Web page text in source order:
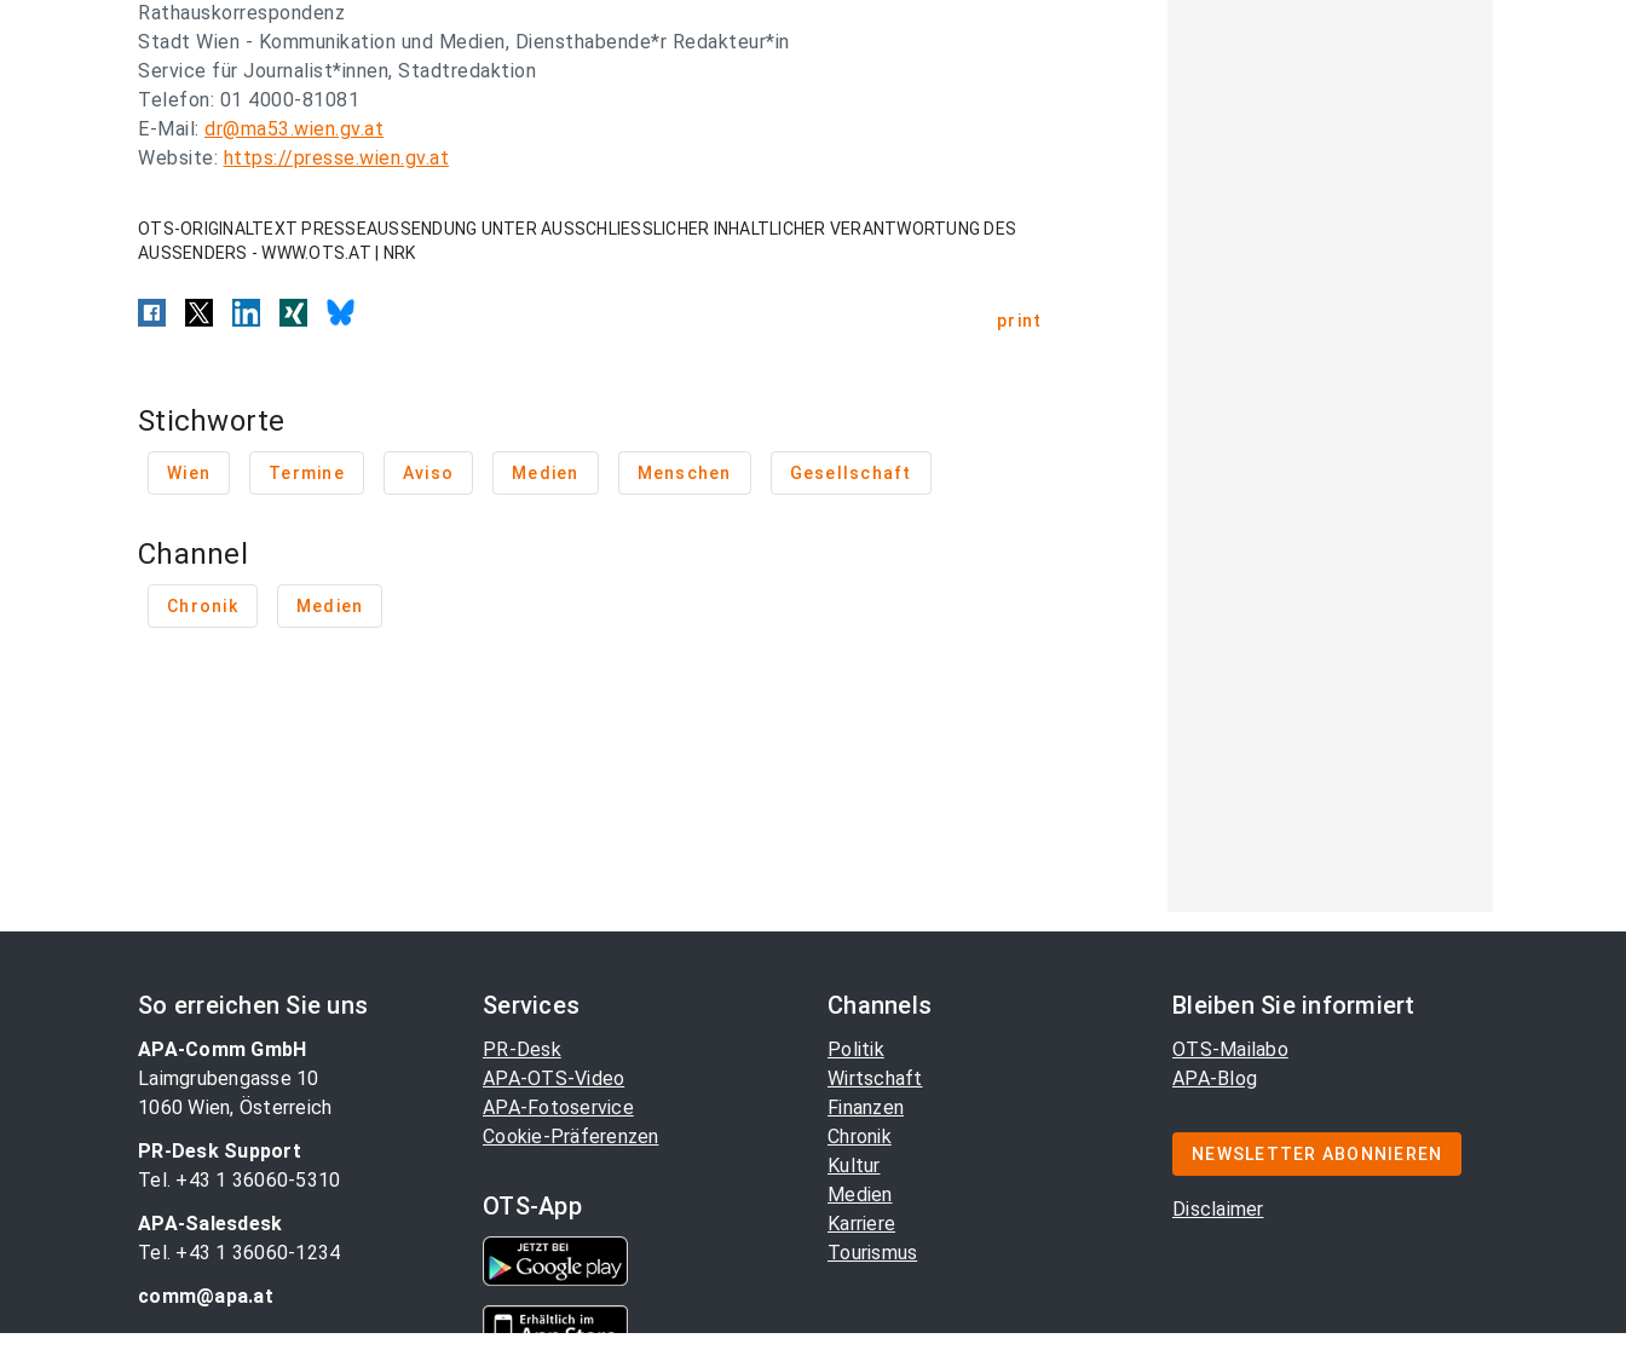
Rathauskorrespondenz
Stadt Wien - Kommunikation und Medien, Diensthabende*r Redakteur*in
Service für Journalist*innen, Stadtredaktion
Telefon: 01 4000-81081
E-Mail: dr@ma53.wien.gv.at
Website: https://presse.wien.gv.at
OTS-ORIGINALTEXT PRESSEAUSSENDUNG UNTER AUSSCHLIESSLICHER INHALTLICHER VERANTWORTUNG DES
AUSSENDERS - WWW.OTS.AT | NRK
print
Stichworte
Wien Termine Aviso Medien Menschen Gesellschaft
Channel
Chronik Medien
So erreichen Sie uns
APA-Comm GmbH
Laimgrubengasse 10
1060 Wien, Österreich
PR-Desk Support
Tel. +43 1 36060-5310
APA-Salesdesk
Tel. +43 1 36060-1234
comm@apa.at
Services
PR-Desk
APA-OTS-Video
APA-Fotoservice
Cookie-Präferenzen
OTS-App
Channels
Politik
Wirtschaft
Finanzen
Chronik
Kultur
Medien
Karriere
Tourismus
Bleiben Sie informiert
OTS-Mailabo
APA-Blog
NEWSLETTER ABONNIEREN
Disclaimer